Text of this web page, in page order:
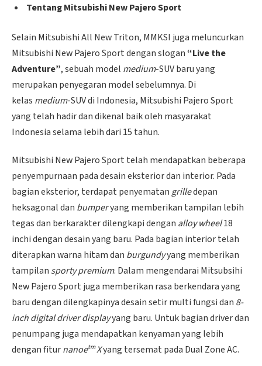
Tentang Mitsubishi New Pajero Sport
Selain Mitsubishi All New Triton, MMKSI juga meluncurkan
Mitsubishi New Pajero Sport dengan slogan “Live the
Adventure”, sebuah model medium-SUV baru yang
merupakan penyegaran model sebelumnya. Di
kelas medium-SUV di Indonesia, Mitsubishi Pajero Sport
yang telah hadir dan dikenal baik oleh masyarakat
Indonesia selama lebih dari 15 tahun.
Mitsubishi New Pajero Sport telah mendapatkan beberapa
penyempurnaan pada desain eksterior dan interior. Pada
bagian eksterior, terdapat penyematangrilledepan
heksagonal dan bumperyang memberikan tampilan lebih
tegas dan berkarakter dilengkapi dengan alloy wheel18
inchi dengan desain yang baru. Pada bagian interior telah
diterapkan warna hitam dan burgundyyang memberikan
tampilan sporty premium. Dalam mengendarai Mitsubsihi
New Pajero Sport juga memberikan rasa berkendara yang
baru dengan dilengkapinya desain setir multi fungsi dan 8-
inch digital driver displayyang baru. Untuk bagian driver dan
penumpang juga mendapatkan kenyaman yang lebih
dengan fiturnanoetmXyang tersemat pada Dual Zone AC.